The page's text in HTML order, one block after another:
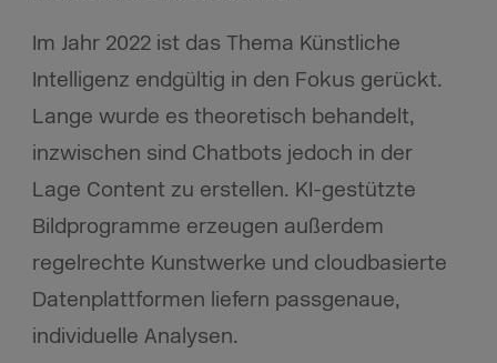
Im Jahr 2022 ist das Thema Künstliche
Intelligenz endgültig in den Fokus gerückt.
Lange wurde es theoretisch behandelt,
inzwischen sind Chatbots jedoch in der
Lage Content zu erstellen. KI-gestützte
Bildprogramme erzeugen außerdem
regelrechte Kunstwerke und cloudbasierte
Datenplattformen liefern passgenaue,
individuelle Analysen.